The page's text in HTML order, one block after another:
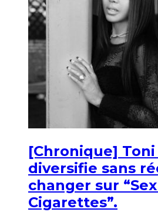
[Chronique]
diversifie sans
changer sur
Cigarettes”.